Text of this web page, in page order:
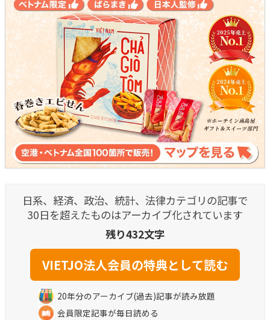
日系、経済、政治、統計、法律カテゴリの記事で
30日を超えたものはアーカイブ化されています
残り432文字
20年分のアーカイブ(過去)記事が読み放題
会員限定記事が毎日読める